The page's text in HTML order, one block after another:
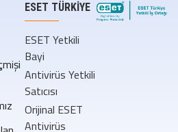
ESET TÜRKIYE
ESET Yetkili
Bayi
Antivirüs Yetkili
Satıcısı
Orijinal ESET
Antivirüs